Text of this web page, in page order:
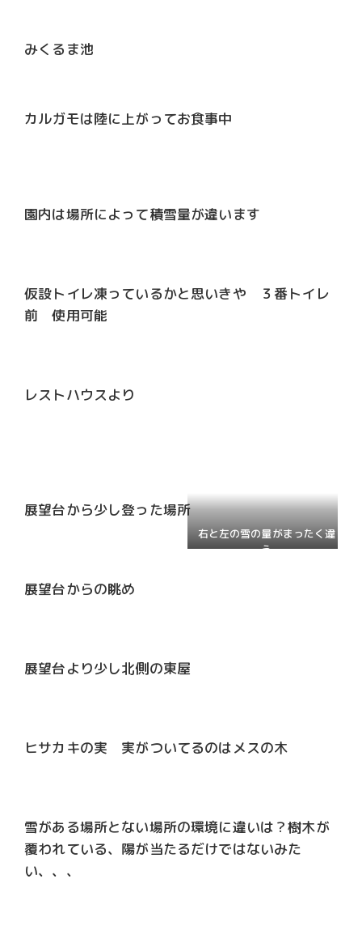
みくるま池
カルガモは陸に上がってお食事中
園内は場所によって積雪量が違います
仮設トイレ凍っているかと思いきや ３番トイレ
前 使用可能
レストハウスより
展望台から少し登った場所
右と左の雪の量がまったく違
う
展望台からの眺め
展望台より少し北側の東屋
ヒサカキの実 実がついてるのはメスの木
雪がある場所とない場所の環境に違いは？樹木が
覆われている、陽が当たるだけではないみた
い、、、